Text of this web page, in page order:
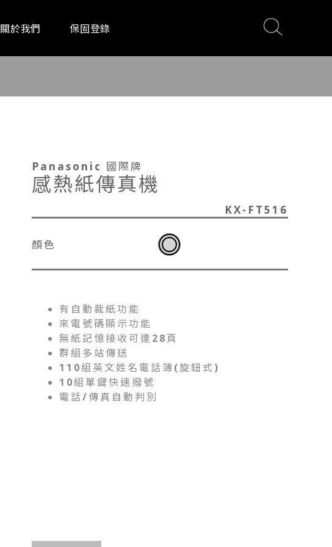
關於我們 保固登錄
Panasonic 國際牌
感熱紙傳真機
KX-FT516
顏色
有自動裁紙功能
來電號碼顯示功能
無紙記憶接收可達28頁
群組多站傳送
110組英文姓名電話簿(旋鈕式)
10組單鍵快速撥號
電話/傳真自動判別